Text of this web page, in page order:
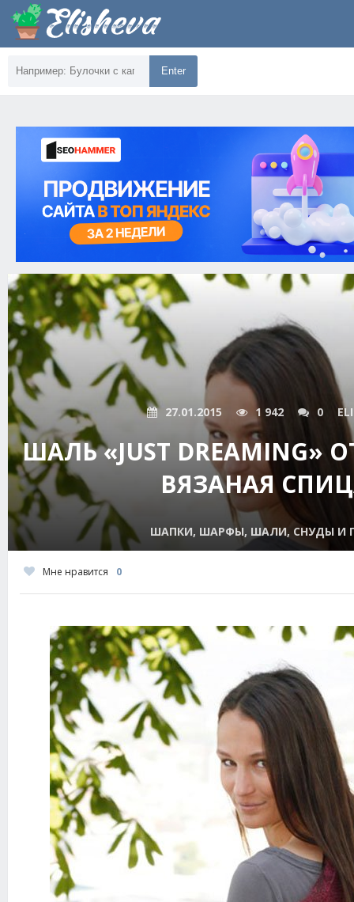
Enter
27.01.2015 1 942 0
ШАЛЬ «JUST DREAMING»
ВЯЗАНАЯ
ШАПКИ, ШАРФЫ, ШАЛИ, СНУДЫ И
Мне нравится 0